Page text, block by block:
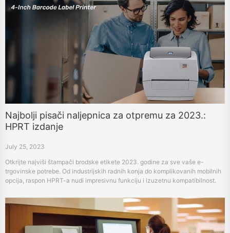
Najbolji pisači naljepnica za otpremu za 2023.:
HPRT izdanje
July 25, 2023
Otkrijte najviši štampači brodske etikete 2023. godine za sve vaše e-
trgovinske potrebe. Od industrijskih radnih konja do komplikovanih mobilnih
opcija, raspon HPRT-a nudi impresivnu funkciju i izuzetnu kompatibilnost.